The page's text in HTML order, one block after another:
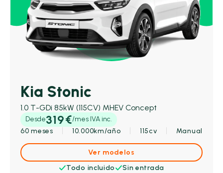
Kia Stonic
1.0 T-GDi 85kW (115CV) MHEV Concept
Desde319€/mes IVA inc.
60 meses
10.000km/año 115cv Manual
Ver modelos
Todo incluido
Sin entrada